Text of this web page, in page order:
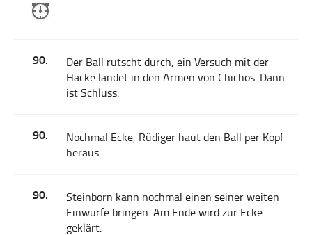
90.
Der Ball rutscht durch, ein Versuch mit der
Hacke landet in den Armen von Chichos. Dann
ist Schluss.
90.
Nochmal Ecke, Rüdiger haut den Ball per Kopf
heraus.
90.
Steinborn kann nochmal einen seiner weiten
Einwürfe bringen. Am Ende wird zur Ecke
geklärt.